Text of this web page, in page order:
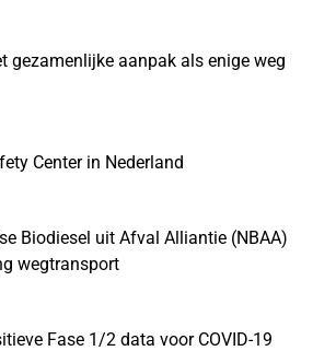
gezamenlijke aanpak als enige weg
Center in Nederland
Biodiesel uit Afval Alliantie (NBAA)
wegtransport
Fase 1/2 data voor COVID-19